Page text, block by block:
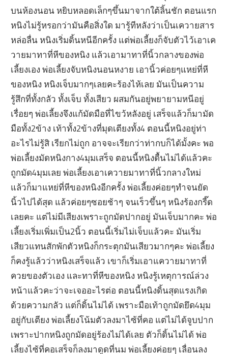
บนห้องนอน หยิบหลอดเล็กๆขึ้นมาจากใต้ลิ้นชัก ตอนแรก
หนิงไม่รู้หรอกว่ามันคือสิ่งใด มารู้ทีหลังว่าเป็นเควายสาร
หล่อลื่น หนิงเริ่มดิ้นหนีอีกครั้ง แต่พ่อเลี้ยงก็จับตัวไว้เอาเค
วายมาทาที่หีของหนิง แล้วเอามาทาที่นิ้วกลางของพ่อ
เลี้ยงเอง พ่อเลี้ยงจับหนิงนอนหงาย เอานิ้วค่อยๆแหย่ที่หี
ของหนิง หนิงเจ็บมากๆเลยคะร้องไห้เลย มันเป็นความ
รู้สึกที่ทั้งกลัว ทั้งเจ็บ ทั้งเสียว ผสมกันอยู่พยายามหนีอยู่
เรื่อยๆ พ่อเลี้ยงจึงแก้มัดมือที่ไขว้หลังอยู่ เสร็จแล้วก็มามัด
มือทั้ง2ข้าง เท้าทั้ง2ข้างที่มุดเตียงทั้ง4 ตอนนี้หนิงอยู่ท่า
อะไรไม่รู้สิ เรียกไม่ถูก อาจจะเรียกว่าท่ากบก็ได้มั้งคะ พอ
พ่อเลี้ยงมัดหนิงกาง4มุมเสร็จ ตอนนี้หนิงดื้นไม่ได้แล้วคะ
ถูกมัด4มุมเลย พ่อเลี้ยงเอาเควายมาทาที่นิ้วกลางใหม่
แล้วก็มาแหย่ที่หีของหนิงอีกครั้ง พ่อเลี้ยงค่อยๆทำจนยัด
นิ้วไปได้สุด แล้วค่อยๆซอยช้าๆ จนเร็วขึ้นๆ หนิงร้องกรี๊ด
เลยคะ แต่ไม่มีเสียงเพราะถูกมัดปากอยู่ มันเจ็บมากคะ พ่อ
เลี้ยงเริ่มเพิ่มเป็น2นิ้ว ตอนนี้เริ่มไม่เจ็บแล้วคะ มันเริ่ม
เสียวแทนสักพักตัวหนิงก็กระตุกมันเสียวมากๆคะ พ่อเลี้ยง
ก็คงรู้แล้วว่าหนิงเสร็จแล้ว เขาก็เริ่มเอาแควายมาทาที่
ควยของตัวเอง และทาที่หีของหนิง หนิงรู้เหตุการณ์ล่วง
หน้าแล้วคะว่าจะเจออะไรต่อ ตอนนี้หนิงดิ้นสุดแรงเกิด
ด้วยความกลัว แต่ก็ดิ้นไม่ได้ เพราะมือเท้าถูกมัดยึด4มุม
อยู่กับเตียง พ่อเลี้ยงโน้มตัวลงมาไซ้ที่คอ แต่ไม่ได้จูบปาก
เพราะปากหนิงถูกมัดอยู่ร้องไม่ได้เลย ตัวก็ดิ้นไม่ได้ พ่อ
เลี้ยงไซ้ที่คอเสร็จก็ลงมาดูดที่นม พ่อเลี้ยงค่อยๆ เลื่อนลง